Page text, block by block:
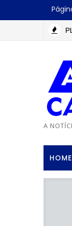
A
HOME